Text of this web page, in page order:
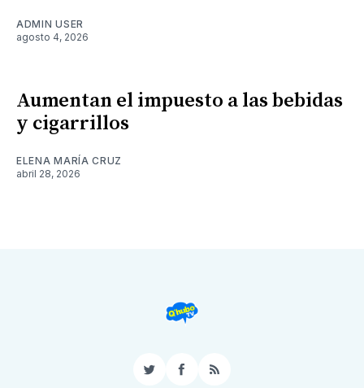
ADMIN USER
agosto 4, 2026
Aumentan el impuesto a las bebidas
y cigarrillos
ELENA MARÍA CRUZ
abril 28, 2026
TwitterFacebook
RSS